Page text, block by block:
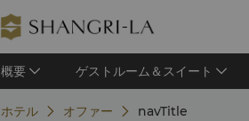
概要 ゲストルーム＆スイート
ホテル オファー navTitle